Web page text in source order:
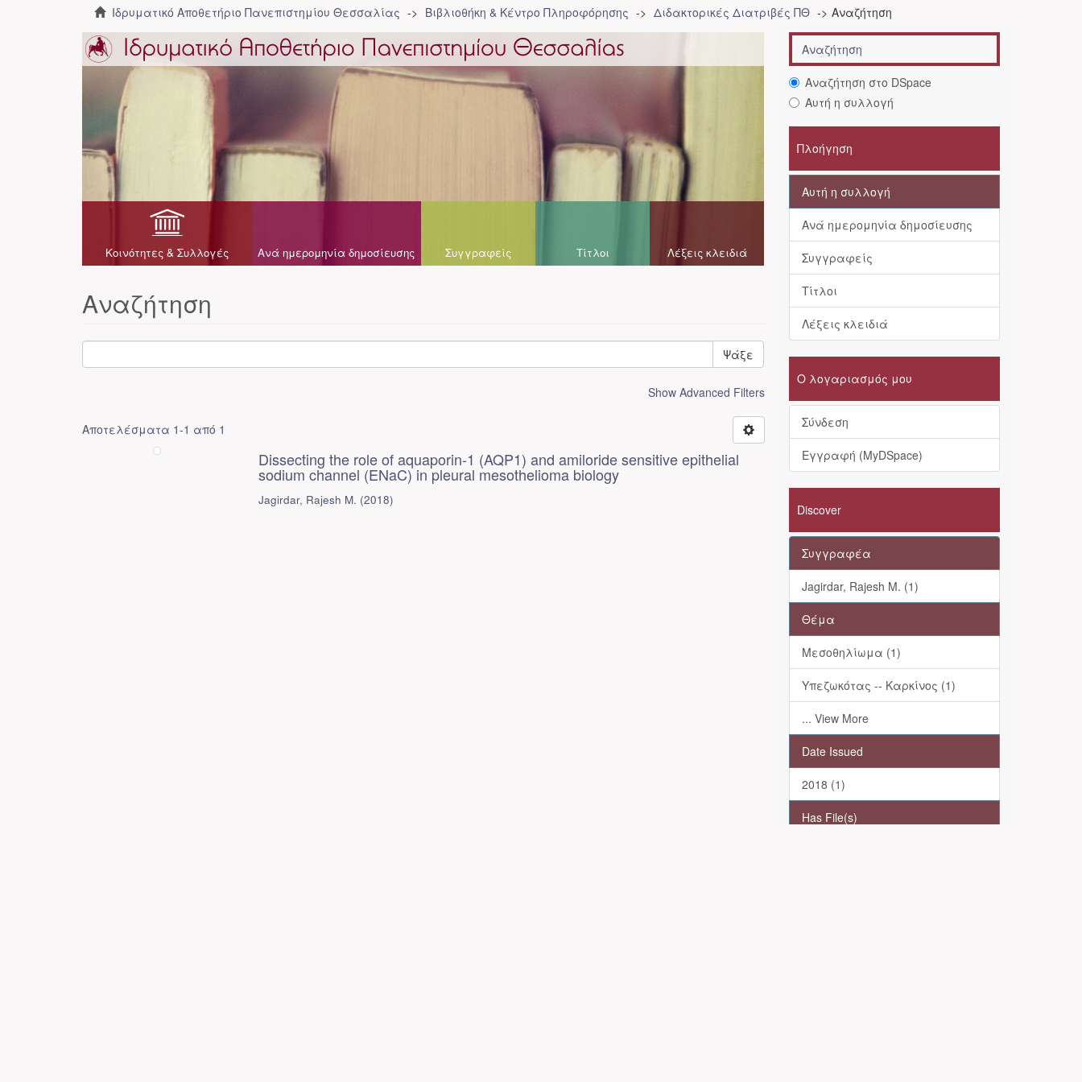
Ιδρυματικό Αποθετήριο Πανεπιστημίου Θεσσαλίας Βιβλιοθήκη & Κέντρο Πληροφόρησης Διδακτορικές Διατριβές ΠΘ Αναζήτηση
Κοινότητες & Συλλογές Ανά ημερομηνία δημοσίευσης Συγγραφείς Τίτλοι Λέξεις κλειδιά
Αναζήτηση
Ψάξε
Show Advanced Filters
Αποτελέσματα 1-1 από 1
Dissecting the role of aquaporin-1 (AQP1) and amiloride sensitive epithelial
sodium channel (ENaC) in pleural mesothelioma biology
Jagirdar, Rajesh M. (2018)
Αναζήτηση στο DSpace
Αυτή η συλλογή
Πλοήγηση
Αυτή η συλλογή
Ανά ημερομηνία δημοσίευσης
Συγγραφείς
Τίτλοι
Λέξεις κλειδιά
Ο λογαριασμός μου
Σύνδεση
Εγγραφή (MyDSpace)
Discover
Συγγραφέα
Jagirdar, Rajesh M. (1)
Θέμα
Μεσοθηλίωμα (1)
Υπεζωκότας -- Καρκίνος (1)
... View More
Date Issued
2018 (1)
Has File(s)